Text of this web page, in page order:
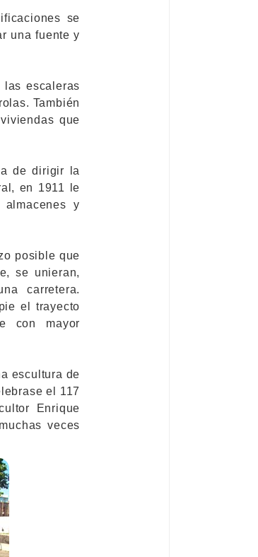
se
una fuente y
escaleras
También
que
de dirigir la
en 1911 le
y
posible que
se unieran,
carretera.
el trayecto
con mayor
escultura de
el 117
Enrique
veces